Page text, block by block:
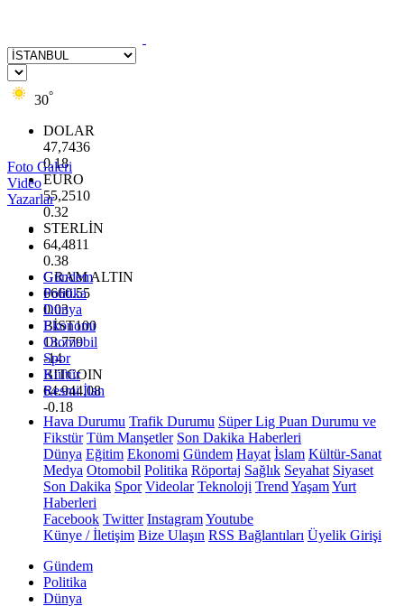
30°
DOLAR
47,7436
0.18
EURO
55,2510
0.32
STERLİN
64,4811
0.38
GRAM ALTIN
6660.55
0.03
BİST100
13.779
-14
BITCOIN
64.944,08
-0.18
Foto Galeri
Video
Yazarlar
Gündem
Politika
Dünya
Ekonomi
Otomobil
Spor
Kültür
Resmi İlan
Hava Durumu Trafik Durumu Süper Lig Puan Durumu ve
Fikstür Tüm Manşetler Son Dakika Haberleri
Dünya Eğitim Ekonomi Gündem Hayat İslam Kültür-Sanat
Medya Otomobil Politika Röportaj Sağlık Seyahat Siyaset
Son Dakika Spor Videolar Teknoloji Trend YaşamYurt
Haberleri
Facebook Twitter InstagramYoutube
Künye / İletişim Bize Ulaşın RSS Bağlantıları Üyelik Girişi
Gündem
Politika
Dünya